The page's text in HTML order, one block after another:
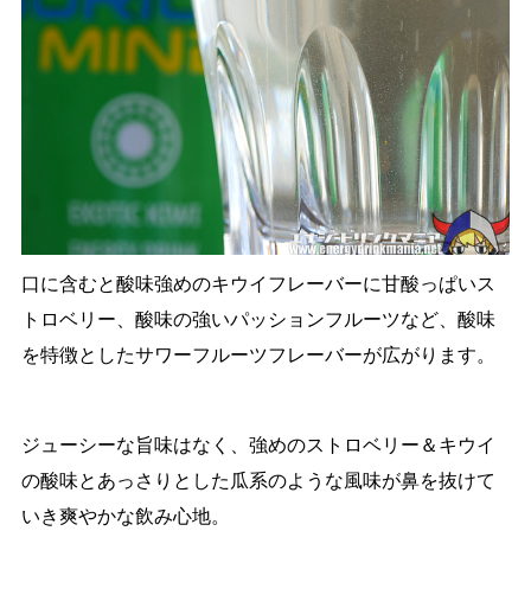
口に含むと酸味強めのキウイフレーバーに甘酸っぱいス
トロベリー、酸味の強いパッションフルーツなど、酸味
を特徴としたサワーフルーツフレーバーが広がります。
ジューシーな旨味はなく、強めのストロベリー＆キウイ
の酸味とあっさりとした瓜系のような風味が鼻を抜けて
いき爽やかな飲み心地。